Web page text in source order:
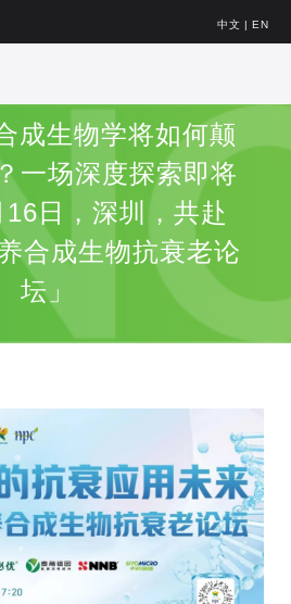
中文 | EN
成生物学将如何颠
一场深度探索即将
日，深圳，共赴
合成生物抗衰老论
坛」